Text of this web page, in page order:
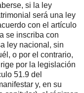
si la ley
será una ley
con el artículo
se inscriba con
ley nacional, sin
o por el contrario,
por la legislación
51.9 del
y, en su